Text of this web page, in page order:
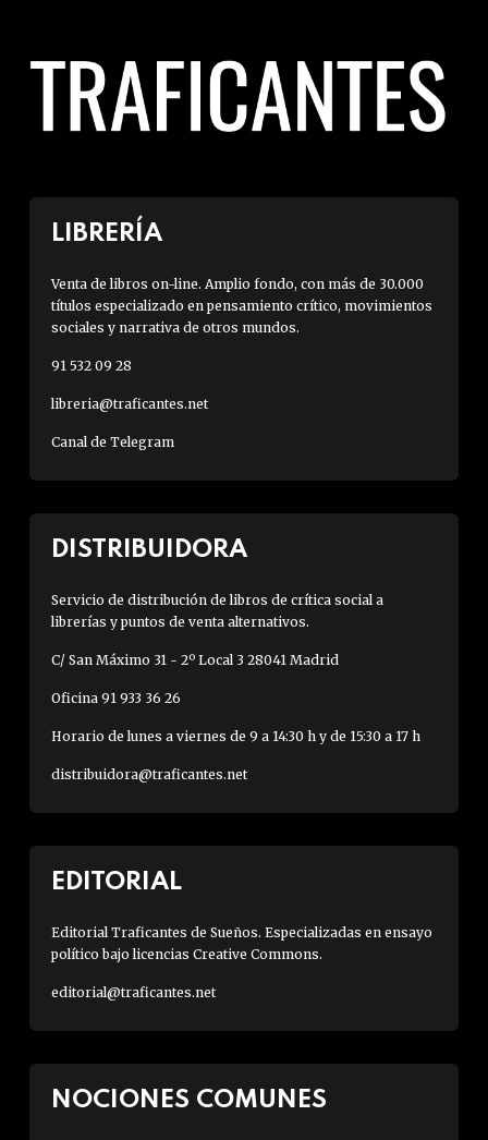
LIBRERÍA
Venta de libros on-line. Amplio fondo, con más de 30.000
títulos especializado en pensamiento crítico, movimientos
sociales y narrativa de otros mundos.
91 532 09 28
libreria@traficantes.net
Canal de Telegram
DISTRIBUIDORA
Servicio de distribución de libros de crítica social a
librerías y puntos de venta alternativos.
C/ San Máximo 31 - 2º Local 3 28041 Madrid
Oficina 91 933 36 26
Horario de lunes a viernes de 9 a 14:30 h y de 15:30 a 17 h
distribuidora@traficantes.net
EDITORIAL
Editorial Traficantes de Sueños. Especializadas en ensayo
político bajo licencias Creative Commons.
editorial@traficantes.net
NOCIONES COMUNES